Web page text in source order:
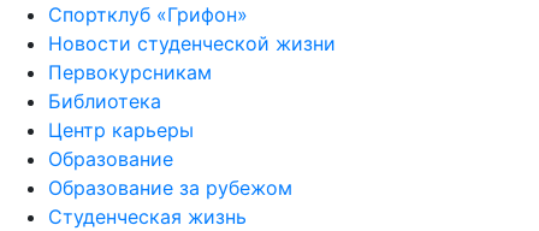
Спортклуб «Грифон»
Новости студенческой жизни
Первокурсникам
Библиотека
Центр карьеры
Образование
Образование за рубежом
Студенческая жизнь